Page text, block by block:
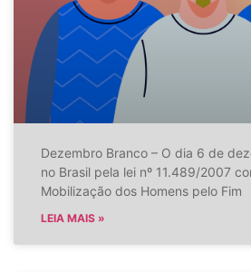
Dezembro Branco – O dia 6 de
no Brasil pela lei nº 11.489/2007
Mobilização dos Homens pelo Fim
LEIA MAIS »